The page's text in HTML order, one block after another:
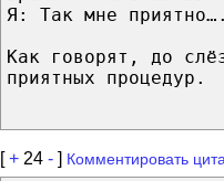
Я: Так мне приятно….
Как говорят, до
приятных процедур.
[+ 24 - ] Комментировать